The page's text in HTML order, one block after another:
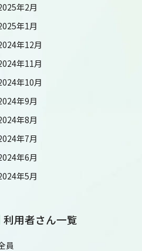
年2月
年1月
年12月
年11月
年10月
年9月
年8月
年7月
年6月
年5月
利用者さん一覧
員